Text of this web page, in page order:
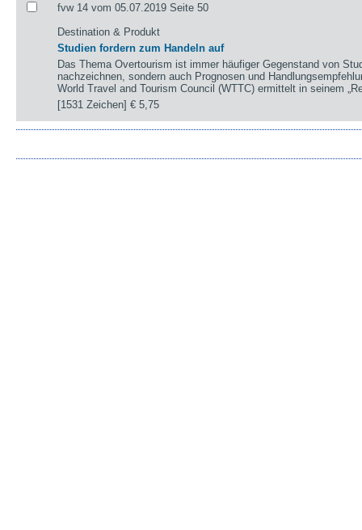
fvw 14 vom 05.07.2019 Seite 50
Destination & Produkt
Studien fordern zum Handeln auf
Das Thema Overtourism ist immer häufiger Gegenstand von
nachzeichnen, sondern auch Prognosen und
World Travel and Tourism Council (WTTC) ermittelt in seinem
[1531 Zeichen]€ 5,75